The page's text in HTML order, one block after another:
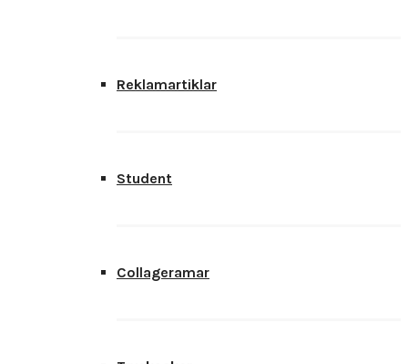
Reklamartiklar
Student
Collageramar